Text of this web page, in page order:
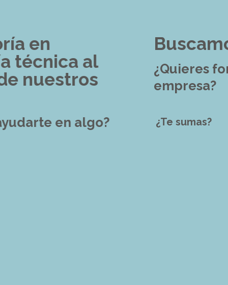
Buscamos talento
¿Quieres formar parte
de nuestra
empresa?
¿Te sumas?